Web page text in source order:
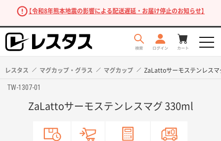
【令和8年熊本地震の影響による配送遅延・お届け停止のお知らせ】
レスタス マグカップ・グラス マグカップ ZaLattoサーモステンレス
TW-1307-01
ZaLattoサーモステンレスマグ 330ml